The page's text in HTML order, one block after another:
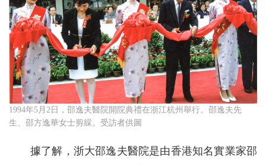
1994年5月2日，邵逸夫醫院開院典禮在浙江杭州舉行。邵逸夫先
生、邵方逸華女士剪綵。受訪者供圖
據了解，浙大邵逸夫醫院是由香港知名實業家邵